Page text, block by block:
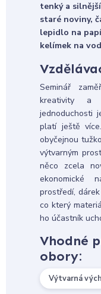
tenký a
staré noviny,
lepidlo na
kelímek na
Seminář
kreativity a
jednoduchosti
platí ještě
obyčejnou
výtvarným
něco zcela
ekonomické
prostředí,
co který
ho účastník
Vhodné
obory:
Výtvarná